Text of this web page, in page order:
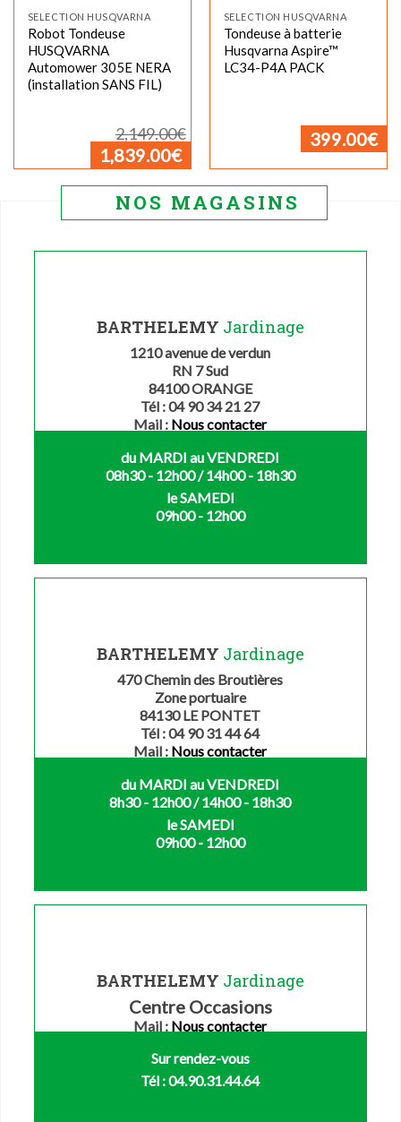
SELECTION HUSQVARNA
Robot Tondeuse
HUSQVARNA
Automower 305E NERA
(installation SANS FIL)
2,149.00€ prix
était :
1,839.00€ Le
actuel
1,839.00€.
SELECTION HUSQVARNA
Tondeuse à batterie
Husqvarna Aspire™
LC34-P4A PACK
399.00€
NOS MAGASINS
BARTHELEMY Jardinage
1210 avenue de verdun
RN 7 Sud
84100 ORANGE
Tél : 04 90 34 21 27
Mail : Nous contacter
du MARDI au VENDREDI
08h30 - 12h00 / 14h00 - 18h30
le SAMEDI
09h00 - 12h00
BARTHELEMY Jardinage
470 Chemin des Broutières
Zone portuaire
84130 LE PONTET
Tél : 04 90 31 44 64
Mail : Nous contacter
du MARDI au VENDREDI
8h30 - 12h00 / 14h00 - 18h30
le SAMEDI
09h00 - 12h00
BARTHELEMY Jardinage
Centre Occasions
Mail : Nous contacter
Sur rendez-vous
Tél : 04.90.31.44.64